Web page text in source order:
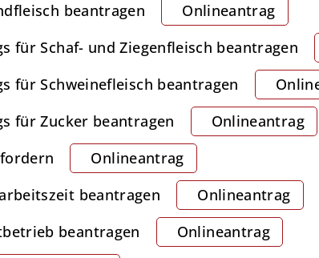
beantragen
Onlineantrag
für Schaf- und Ziegenfleisch beantragen
für Schweinefleisch beantragen
für Zucker beantragen
Onlineantrag
Onlineantrag
beantragen
Onlineantrag
beantragen
Onlineantrag